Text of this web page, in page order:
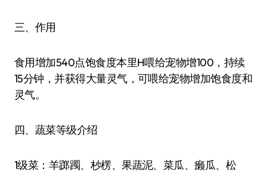
三、作用
食用增加540点饱食度本里H喂给宠物增100，持续
15分钟，并获得大量灵气，可喂给宠物增加饱食度和
灵气。
四、蔬菜等级介绍
1级菜：羊踯躅、杪楞、果蔬泥、菜瓜、癞瓜、松